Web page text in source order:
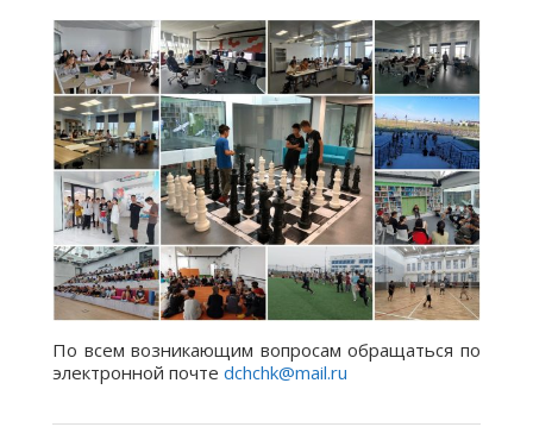
По всем возникающим вопросам обращаться по
электронной почте dchchk@mail.ru